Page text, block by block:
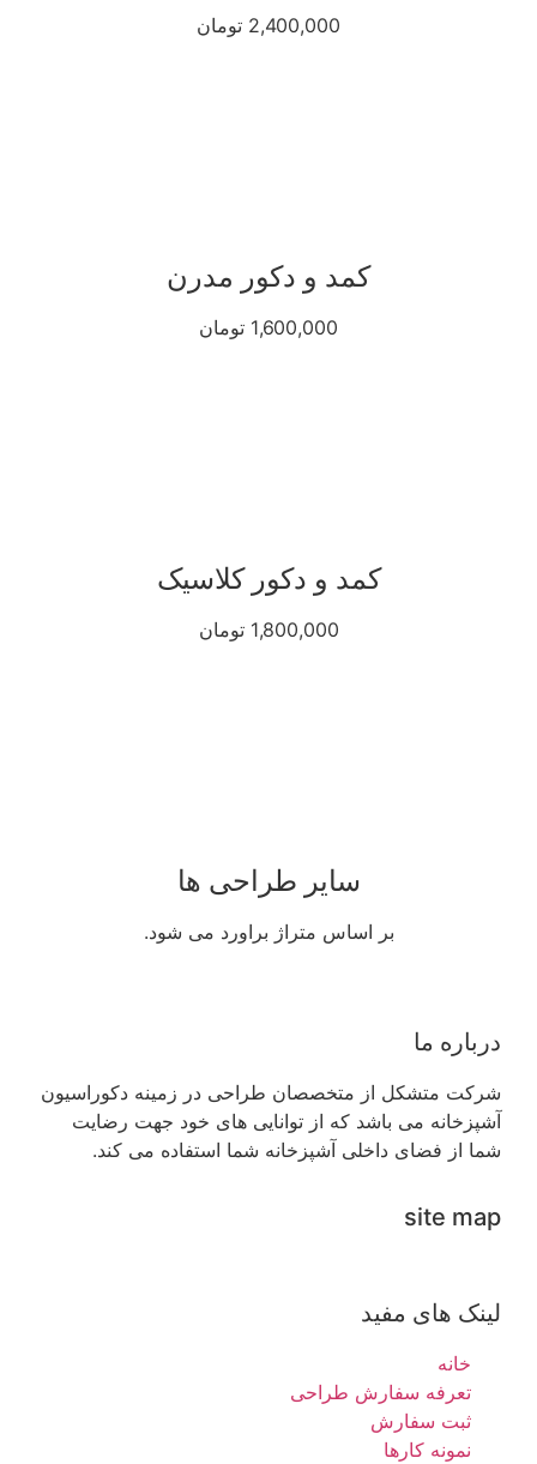
2,400,000 تومان
کمد و دکور مدرن
1,600,000 تومان
کمد و دکور کلاسیک
1,800,000 تومان
سایر طراحی ها
بر اساس متراژ براورد می شود.
درباره ما
شرکت متشکل از متخصصان طراحی در زمینه دکوراسیون
آشپزخانه می باشد که از توانایی های خود جهت رضایت
شما از فضای داخلی آشپزخانه شما استفاده می کند.
site map
لینک های مفید
خانه
تعرفه سفارش طراحی
ثبت سفارش
نمونه کارها